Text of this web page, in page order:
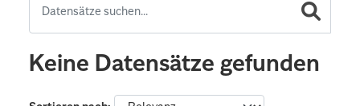
Keine Datensätze gefunden